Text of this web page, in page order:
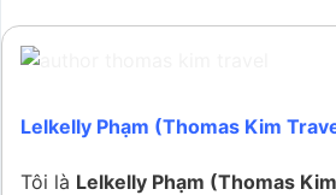
Lelkelly Phạm (Thomas Kim
Tôi là Lelkelly Phạm (Thomas